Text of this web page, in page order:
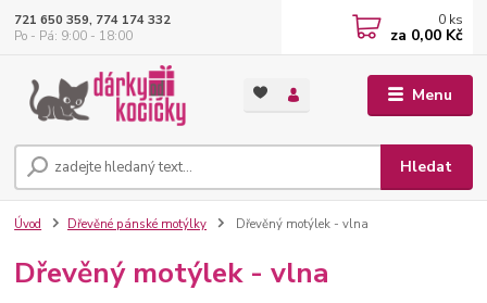
Menu
Hledat
721 650 359, 774 174 332
Po - Pá: 9:00 - 18:00
0 ks
za 0,00 Kč
Úvod Dřevěné pánské motýlky Dřevěný motýlek - vlna
Dřevěný motýlek - vlna